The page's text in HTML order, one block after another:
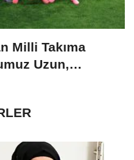
Milli Takıma
Uzun,